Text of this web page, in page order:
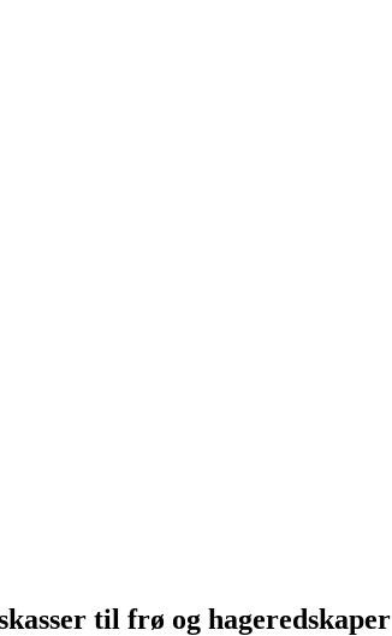
til frø og hageredskaper